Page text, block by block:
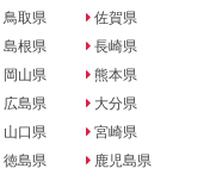
鳥取県
島根県
岡山県
広島県
山口県
徳島県
佐賀県
長崎県
熊本県
大分県
宮崎県
鹿児島県